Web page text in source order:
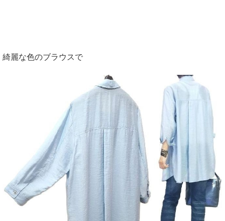
綺麗な色のブラウスで